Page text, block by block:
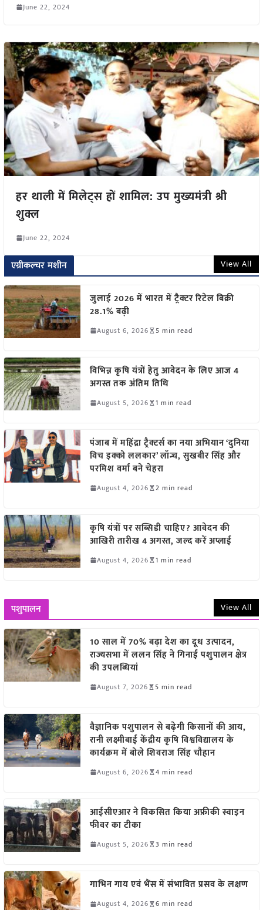
June 22, 2024
हर थाली में मिलेट्स हों शामिल: उप मुख्यमंत्री श्री
शुक्ल
June 22, 2024
एग्रीकल्चर मशीन View All
जुलाई 2026 में भारत में ट्रैक्टर रिटेल बिक्री
28.1% बढ़ी
August 6, 2026 5 min read
विभिन्न कृषि यंत्रों हेतु आवेदन के लिए आज 4
अगस्त तक अंतिम तिथि
August 5, 2026 1 min read
पंजाब में महिंद्रा ट्रैक्टर्स का नया अभियान ‘दुनिया
विच इक्को ललकार’ लॉन्च, सुखबीर सिंह और
परमिश वर्मा बने चेहरा
August 4, 2026 2 min read
कृषि यंत्रों पर सब्सिडी चाहिए? आवेदन की
आखिरी तारीख 4 अगस्त, जल्द करें अप्लाई
August 4, 2026 1 min read
पशुपालन View All
10 साल में 70% बढ़ा देश का दूध उत्पादन,
राज्यसभा में ललन सिंह ने गिनाईं पशुपालन क्षेत्र
की उपलब्धियां
August 7, 2026 5 min read
वैज्ञानिक पशुपालन से बढ़ेगी किसानों की आय,
रानी लक्ष्मीबाई केंद्रीय कृषि विश्वविद्यालय के
कार्यक्रम में बोले शिवराज सिंह चौहान
August 6, 2026 4 min read
आईसीएआर ने विकसित किया अफ्रीकी स्वाइन
फीवर का टीका
August 5, 2026 3 min read
गाभिन गाय एवं भैंस में संभावित प्रसव के लक्षण
August 4, 2026 6 min read